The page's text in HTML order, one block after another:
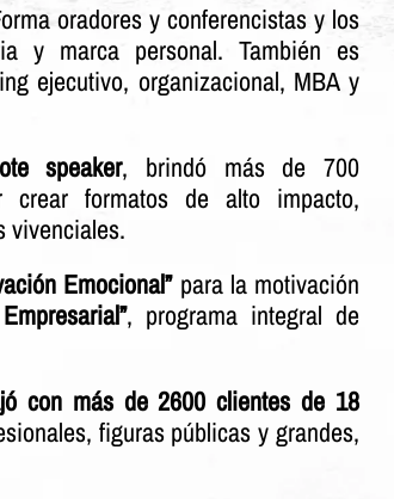
oradores y conferencistas y los
y marca personal. También es
ejecutivo, organizacional, MBA y
speaker, brindó más de 700
crear formatos de alto impacto,
vivenciales.
Emocional”para la motivación
, programa integral de
con más de 2600 clientes de 18
figuras públicas y grandes,